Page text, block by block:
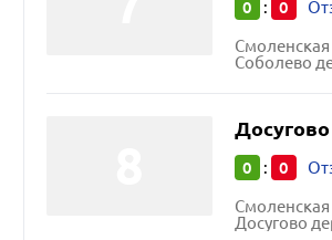
0 : 0
Соболево
Досугово
0 : 0
Досугово